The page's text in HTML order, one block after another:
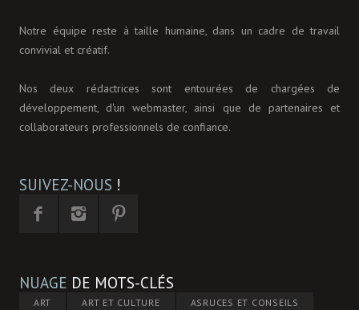
Notre équipe reste à taille humaine, dans un cadre de travail
convivial et créatif.
Nos deux rédactrices sont entourées de chargées de
développement, d'un webmaster, ainsi que de partenaires et
collaborateurs professionnels de confiance.
SUIVEZ-NOUS !
NUAGE DE MOTS-CLÉS
ART ART ET CULTURE
ASRUCES ET CONSEILS